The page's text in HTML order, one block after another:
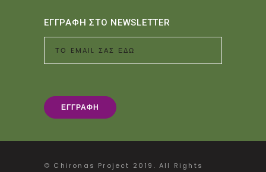
ΕΓΓΡΑΦΗ ΣΤΟ NEWSLETTER
© Chironas Project 2019. All Rights